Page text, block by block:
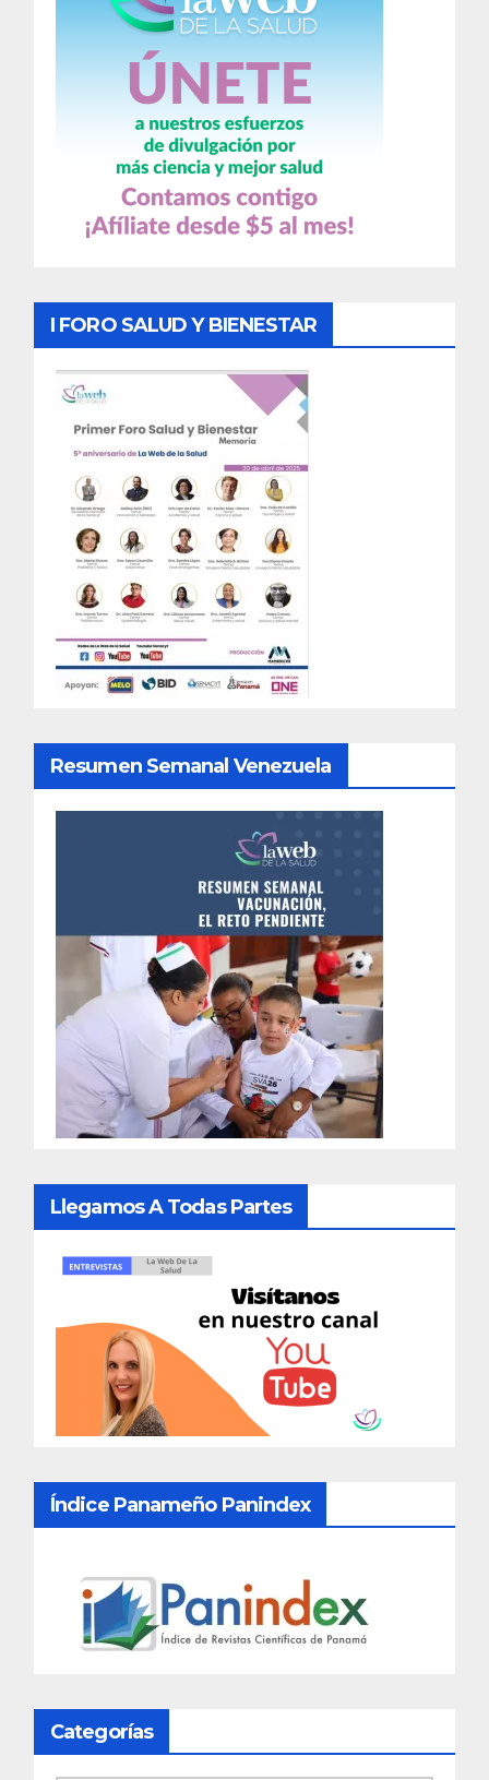
I FORO SALUD Y BIENESTAR
Resumen Semanal Venezuela
Llegamos A Todas Partes
Índice Panameño Panindex
Categorías